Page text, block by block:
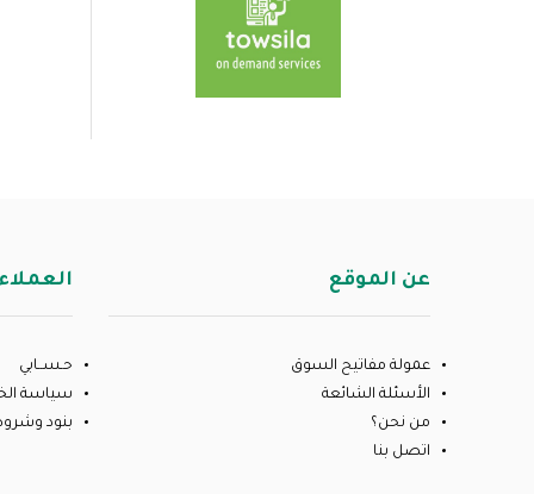
عن الموقع
عمولة مفاتيح السوق
الأسئلة الشائعة
من نحن؟
اتصل بنا
العملاء
حـســابي
سياسة
بنود